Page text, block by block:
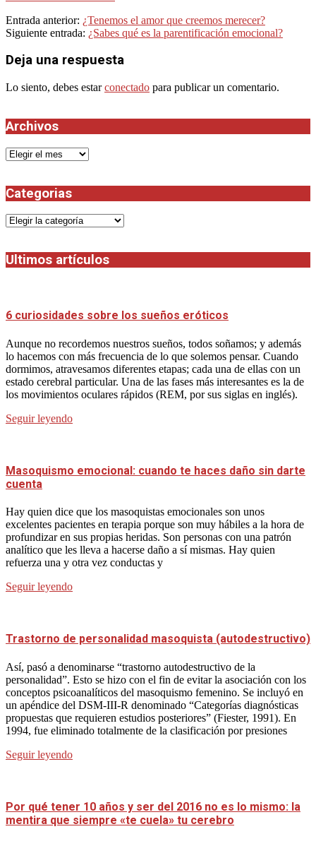
2022-
04-
Entrada anterior: ¿Tenemos el amor que creemos merecer?
Siguiente entrada: ¿Sabes qué es la parentificación emocional?
Deja una respuesta
Lo siento, debes estarconectado para publicar un comentario.
Archivos
Archivos
Categorias
Categorias
Ultimos artículos
6 curiosidades sobre los sueños eróticos
Aunque no recordemos nuestros sueños, todos soñamos; y además
lo hacemos con más frecuencia de lo que solemos pensar. Cuando
dormimos, atravesamos diferentes etapas; cada una de ellas con un
estado cerebral particular. Una de las fases más interesantes es la de
los movimientos oculares rápidos (REM, por sus siglas en inglés).
Seguir leyendo
Masoquismo emocional: cuando te haces daño sin darte
cuenta
Hay quien dice que los masoquistas emocionales son unos
excelentes pacientes en terapia porque son muy hábiles a la hora de
profundizar en sus propias heridas. Son personas con una patrón
analítico que les lleva a hacerse daño a sí mismas. Hay quien
refuerza una y otra vez conductas y
Seguir leyendo
Trastorno de personalidad masoquista (autodestructivo)
Así, pasó a denominarse “trastorno autodestructivo de la
personalidad”. Esto se hizo con el fin de evitar la asociación con los
conceptos psicoanalíticos del masoquismo femenino. Se incluyó en
un apéndice del DSM-III-R denominado “Categorías diagnósticas
propuestas que requieren estudios posteriores” (Fiester, 1991). En
1994, fue eliminado totalmente de la clasificación por presiones
Seguir leyendo
Por qué tener 10 años y ser del 2016 no es lo mismo: la
mentira que siempre «te cuela» tu cerebro